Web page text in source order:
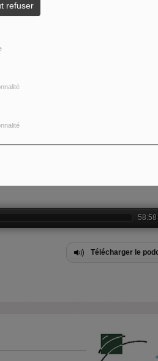
refuser
58:58
Télécharger le